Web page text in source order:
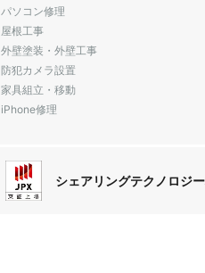
パソコン修理
屋根工事
外壁塗装・外壁工事
防犯カメラ設置
家具組立・移動
iPhone修理
シェアリングテクノロジ